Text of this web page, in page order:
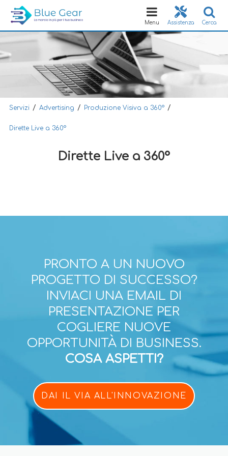
Cerca
Assistenza
Toggle
navigation
Menu
Servizi / Advertising / Produzione Visiva a 360° /
Dirette Live a 360°
Dirette Live a 360°
PRONTO A UN NUOVO
PROGETTO DI SUCCESSO?
INVIACI UNA EMAIL DI
PRESENTAZIONE PER
COGLIERE NUOVE
OPPORTUNITÀ DI BUSINESS.
COSA ASPETTI?
DAI IL VIA ALL'INNOVAZIONE